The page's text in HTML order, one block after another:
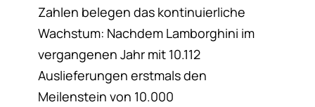
Zahlen belegen das kontinuierliche
Wachstum: Nachdem Lamborghini im
vergangenen Jahr mit 10.112
Auslieferungen erstmals den
Meilenstein von 10.000